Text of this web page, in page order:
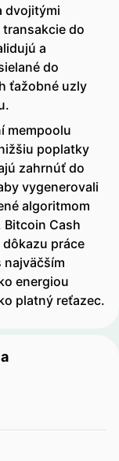
dvojitými
do
a
do
ťažobné uzly
mempoolu
poplatky
zahrnúť do
vygenerovali
algoritmom
Cash
práce
najväčším
energiou
platný reťazec.